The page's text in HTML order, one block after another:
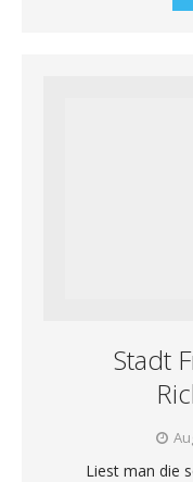
Stadt
Liest man die